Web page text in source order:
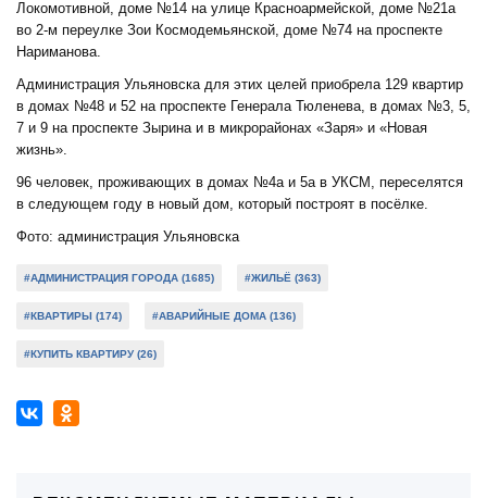
Локомотивной, доме №14 на улице Красноармейской, доме №21а
во 2-м переулке Зои Космодемьянской, доме №74 на проспекте
Нариманова.
Администрация Ульяновска для этих целей приобрела 129 квартир
в домах №48 и 52 на проспекте Генерала Тюленева, в домах №3, 5,
7 и 9 на проспекте Зырина и в микрорайонах «Заря» и «Новая
жизнь».
96 человек, проживающих в домах №4а и 5а в УКСМ, переселятся
в следующем году в новый дом, который построят в посёлке.
Фото: администрация Ульяновска
#АДМИНИСТРАЦИЯ ГОРОДА (1685) #ЖИЛЬЁ (363)
#КВАРТИРЫ (174) #АВАРИЙНЫЕ ДОМА (136)
#КУПИТЬ КВАРТИРУ (26)